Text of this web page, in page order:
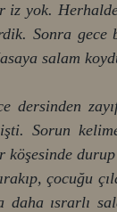
iz yok.
Sonra gece
salam
dersinden
Sorun
köşesinde
çocuğu
daha ısrarlı